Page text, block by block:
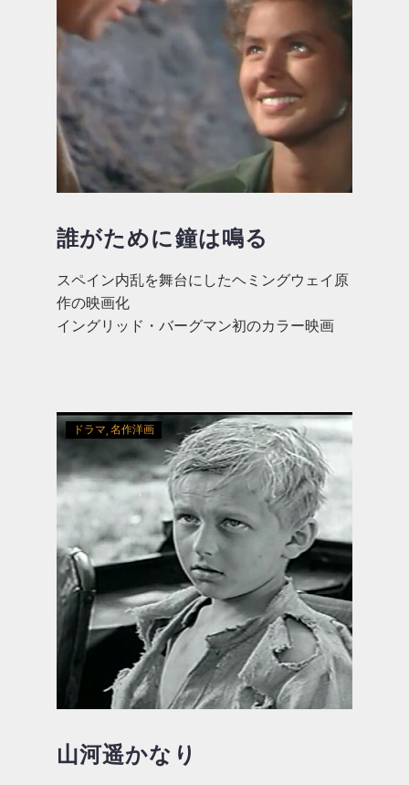
誰がために鐘は鳴る
スペイン内乱を舞台にしたヘミングウェイ原
作の映画化
イングリッド・バーグマン初のカラー映画
ドラマ 名作洋画
山河遥かなり